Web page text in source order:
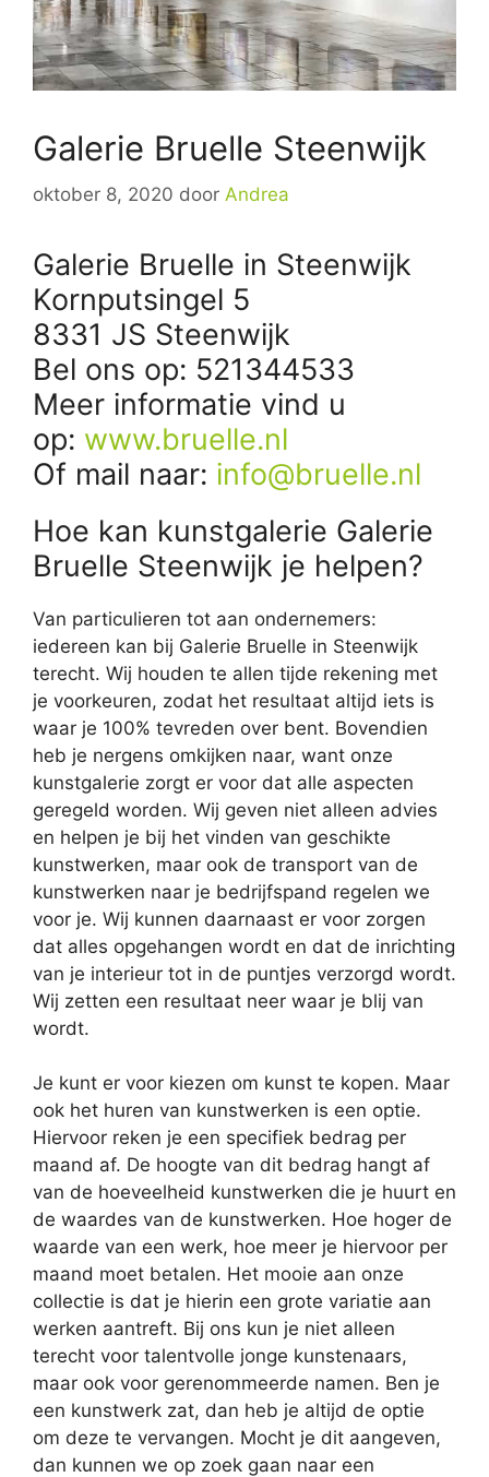
Galerie Bruelle Steenwijk
oktober 8, 2020 door Andrea
Galerie Bruelle in Steenwijk
Kornputsingel 5
8331 JS Steenwijk
Bel ons op: 521344533
Meer informatie vind u
op: www.bruelle.nl
Of mail naar: info@bruelle.nl
Hoe kan kunstgalerie Galerie
Bruelle Steenwijk je helpen?
Van particulieren tot aan ondernemers:
iedereen kan bij Galerie Bruelle in Steenwijk
terecht. Wij houden te allen tijde rekening met
je voorkeuren, zodat het resultaat altijd iets is
waar je 100% tevreden over bent. Bovendien
heb je nergens omkijken naar, want onze
kunstgalerie zorgt er voor dat alle aspecten
geregeld worden. Wij geven niet alleen advies
en helpen je bij het vinden van geschikte
kunstwerken, maar ook de transport van de
kunstwerken naar je bedrijfspand regelen we
voor je. Wij kunnen daarnaast er voor zorgen
dat alles opgehangen wordt en dat de inrichting
van je interieur tot in de puntjes verzorgd wordt.
Wij zetten een resultaat neer waar je blij van
wordt.
Je kunt er voor kiezen om kunst te kopen. Maar
ook het huren van kunstwerken is een optie.
Hiervoor reken je een specifiek bedrag per
maand af. De hoogte van dit bedrag hangt af
van de hoeveelheid kunstwerken die je huurt en
de waardes van de kunstwerken. Hoe hoger de
waarde van een werk, hoe meer je hiervoor per
maand moet betalen. Het mooie aan onze
collectie is dat je hierin een grote variatie aan
werken aantreft. Bij ons kun je niet alleen
terecht voor talentvolle jonge kunstenaars,
maar ook voor gerenommeerde namen. Ben je
een kunstwerk zat, dan heb je altijd de optie
om deze te vervangen. Mocht je dit aangeven,
dan kunnen we op zoek gaan naar een